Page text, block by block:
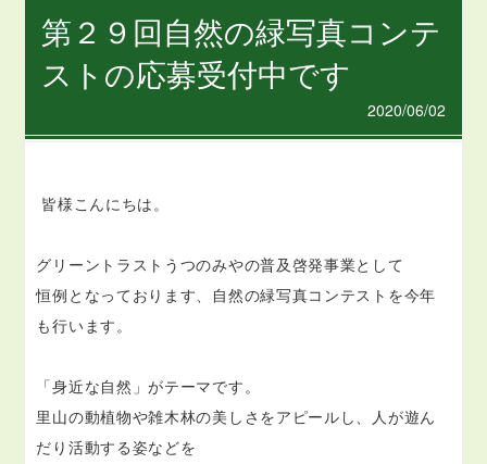
第２９回自然の緑写真コンテ
ストの応募受付中です
2020/06/02
皆様こんにちは。
グリーントラストうつのみやの普及啓発事業として
恒例となっております、自然の緑写真コンテストを今年
も行います。
「身近な自然」がテーマです。
里山の動植物や雑木林の美しさをアピールし、人が遊ん
だり活動する姿などを